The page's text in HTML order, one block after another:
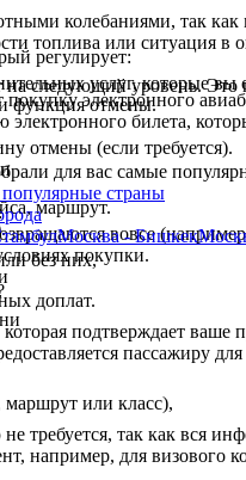
колебаниями, так
топлива или ситуация в
следующий уровень.
услуг, которые
функция отмены.
отмены (если требуется).
вовсе
покупки.
регулирует:
без них,
доплат.
или класс),
электронного
электронного билета,
маршрут.
подтверждает ваше
пассажиру
так как вся
например, для визового
для вас самые
популярные страны
Москва - Бишкек